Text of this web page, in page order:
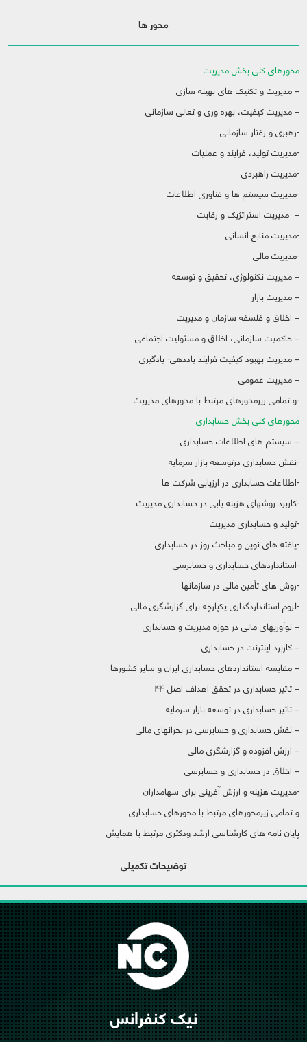
محور ها
محورهای کلی بخش مدیریت
– مدیریت و تکنیک های بهینه سازی
– مدیریت کیفیت، بهره وری و تعالی سازمانی
-رهبری و رفتار سازمانی
-مدیریت تولید، فرایند و عملیات
-مدیریت راهبردی
-مدیریت سیستم ها و فناوری اطلاعات
– مدیریت استراتژیک و رقابت
-مدیریت منابع انسانی
-مدیریت مالی
– مدیریت نکنولوژی، تحقیق و توسعه
– مدیریت بازار
– اخلاق و فلسفه سازمان و مدیریت
– حاکمیت سازمانی، اخلاق و مسئولیت اجتماعی
– مدیریت بهبود کیفیت فرایند یاددهی- یادگیری
– مدیریت عمومی
-و تمامی زیرمحورهای مرتبط با محورهای مدیریت
محورهای کلی بخش حسابداری
– سیستم های اطلاعات حسابداری
-نقش حسابداری درتوسعه بازار سرمایه
-اطلاعات حسابداری در ارزیابی شرکت ها
-کاربرد روشهای هزینه یابی در حسابداری مدیریت
-تولید و حسابداری مدیریت
-یافته های نوین و مباحث روز در حسابداری
-استانداردهای حسابداری و حسابرسی
-روش های تأمین مالی در سازمانها
-لزوم استانداردگذاری یکپارچه برای گزارشگری مالی
– نوآوریهای مالی در حوزه مدیریت و حسابداری
– کاربرد اینترنت در حسابداری
– مقایسه استانداردهای حسابداری ایران و سایر کشورها
– تاثیر حسابداری در تحقق اهداف اصل ۴۴
– تاثیر حسابداری در توسعه بازار سرمایه
– نقش حسابداری و حسابرسی در بحرانهای مالی
– ارزش افزوده و گزارشگری مالی
– اخلاق در حسابداری و حسابرسی
-مدیریت هزینه و ارزش آفرینی برای سهامداران
و تمامی زیرمحورهای مرتبط با محورهای حسابداری
پایان نامه های کارشناسی ارشد ودکتری مرتبط با همایش
توضیحات تکمیلی
نیک کنفرانس